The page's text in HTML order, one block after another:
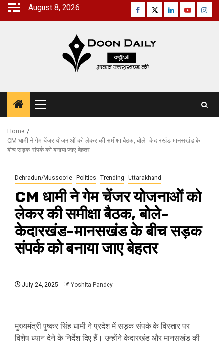
Skip
August 8, 2026 Facebook
TwitterLinkedinYoutube
Primary
Menu
Home
CM धामी ने गेम चेंजर योजनाओं को लेकर की समीक्षा बैठक, बोले- केदारखंड-मानसखंड के
बीच सड़क संपर्क को बनाया जाए बेहतर
Dehradun/Mussoorie Politics Trending Uttarakhand
CM धामी ने गेम चेंजर योजनाओं को
लेकर की समीक्षा बैठक, बोले-
केदारखंड-मानसखंड के बीच सड़क
संपर्क को बनाया जाए बेहतर
July 24, 2025 Yoshita Pandey
मुख्यमंत्री पुष्कर सिंह धामी ने प्रदेश में सड़क संपर्क के विस्तार पर
विशेष ध्यान देने के निर्देश दिए हैं। उन्होंने केदारखंड और मानसखंड की